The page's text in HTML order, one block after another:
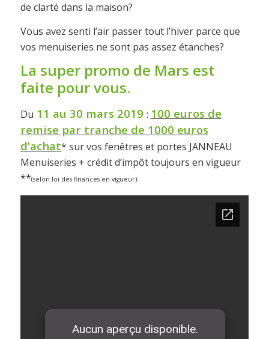
de clarté dans la maison?
Vous avez senti l’air passer tout l’hiver parce que
vos menuiseries ne sont pas assez étanches?
La super promo de Mars est
faite pour vous.
Du 11 au 30 mars 2019 : 100 euros de
remise par tranche de 1000 euros
d’achat* sur vos fenêtres et portes JANNEAU
Menuiseries + crédit d’impôt toujours en vigueur
**(selon loi des finances en vigueur).